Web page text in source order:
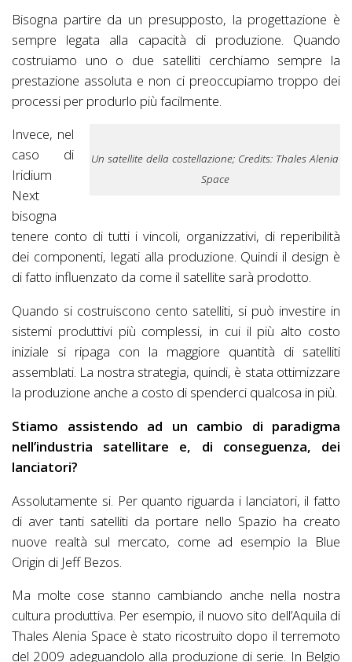
Bisogna partire da un presupposto, la progettazione è
sempre legata alla capacità di produzione. Quando
costruiamo uno o due satelliti cerchiamo sempre la
prestazione assoluta e non ci preoccupiamo troppo dei
processi per produrlo più facilmente.
Un satellite della costellazione; Credits: Thales Alenia
Space
Invece, nel
caso di
Iridium
Next
bisogna
tenere conto di tutti i vincoli, organizzativi, di reperibilità
dei componenti, legati alla produzione. Quindi il design è
di fatto influenzato da come il satellite sarà prodotto.
Quando si costruiscono cento satelliti, si può investire in
sistemi produttivi più complessi, in cui il più alto costo
iniziale si ripaga con la maggiore quantità di satelliti
assemblati. La nostra strategia, quindi, è stata ottimizzare
la produzione anche a costo di spenderci qualcosa in più.
Stiamo assistendo ad un cambio di paradigma
nell’industria satellitare e, di conseguenza, dei
lanciatori?
Assolutamente si. Per quanto riguarda i lanciatori, il fatto
di aver tanti satelliti da portare nello Spazio ha creato
nuove realtà sul mercato, come ad esempio la Blue
Origin di Jeff Bezos.
Ma molte cose stanno cambiando anche nella nostra
cultura produttiva. Per esempio, il nuovo sito dell’Aquila di
Thales Alenia Space è stato ricostruito dopo il terremoto
del 2009 adeguandolo alla produzione di serie. In Belgio